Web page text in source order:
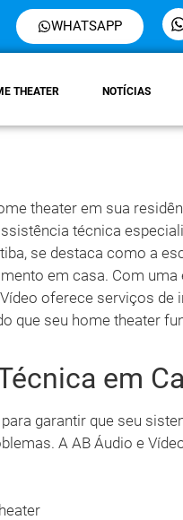
WHATSAPP
THEATER NOTÍCIAS
theater em sua
técnica
se destaca como a
em casa. Com uma
oferece serviços de
que seu home theater
em
garantir que seu
A AB Áudio e